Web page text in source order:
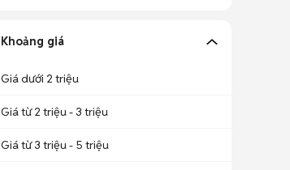
Khoảng giá
Giá dưới 2 triệu
Giá từ 2 triệu - 3 triệu
Giá từ 3 triệu - 5 triệu